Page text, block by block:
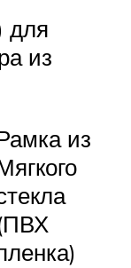
для
из
из